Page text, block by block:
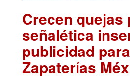
Crecen quejas
señalética
publicidad para
Zapaterías